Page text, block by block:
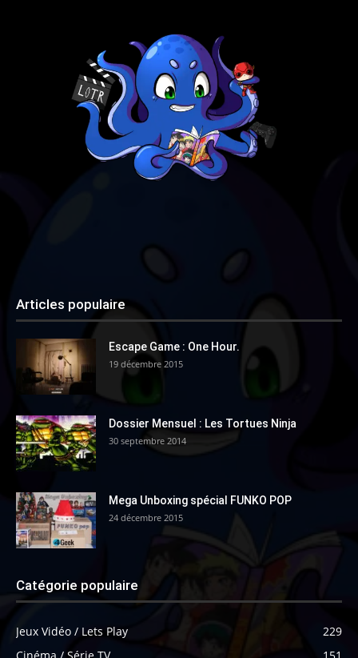
Articles populaire
Escape Game : One Hour.
19 décembre 2015
Dossier Mensuel : Les Tortues Ninja
30 septembre 2014
Mega Unboxing spécial FUNKO POP
24 décembre 2015
Catégorie populaire
Jeux Vidéo / Lets Play
229